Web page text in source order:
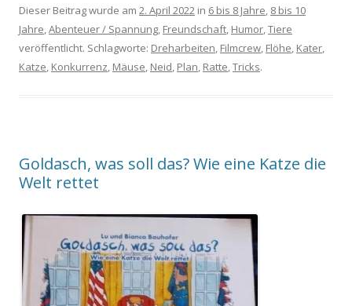
Dieser Beitrag wurde am 2. April 2022 in 6 bis 8 Jahre, 8 bis 10
Jahre,Abenteuer / Spannung, Freundschaft, Humor,Tiere
veröffentlicht. Schlagworte: Dreharbeiten, Filmcrew, Flöhe, Kater,
Katze, Konkurrenz, Mäuse, Neid, Plan, Ratte,Tricks.
Goldasch, was soll das? Wie eine Katze die
Welt rettet